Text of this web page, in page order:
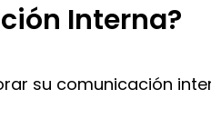
Interna?
su comunicación